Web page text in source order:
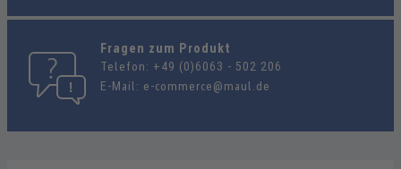
Fragen zum Produkt
Telefon: +49 (0)6063 - 502 206
E-Mail: e-commerce@maul.de